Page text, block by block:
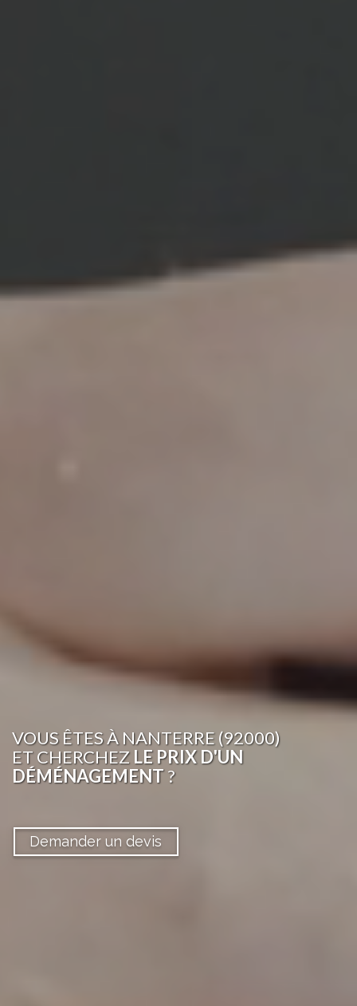
VOUS ÊTESÀ NANTERRE (92000)
ET CHERCHEZ LE PRIX D'UN
DÉMÉNAGEMENT?
Demander un devis